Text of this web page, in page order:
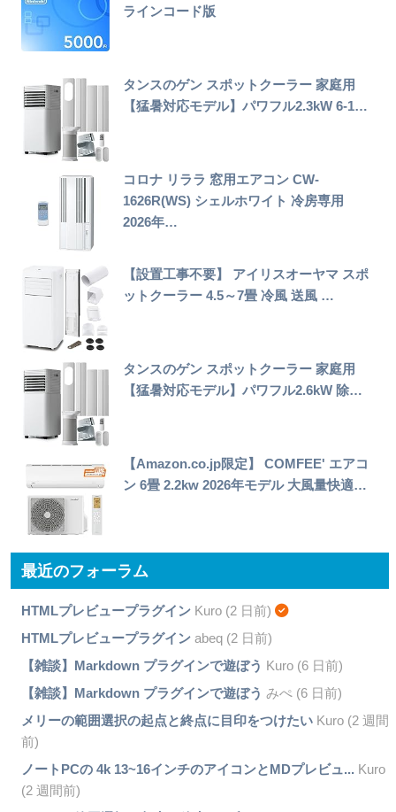
ラインコード版
タンスのゲン スポットクーラー 家庭用
【猛暑対応モデル】パワフル2.3kW 6-1…
コロナ リララ 窓用エアコン CW-
1626R(WS) シェルホワイト 冷房専用
2026年…
【設置工事不要】 アイリスオーヤマ スポ
ットクーラー 4.5～7畳 冷風 送風 …
タンスのゲン スポットクーラー 家庭用
【猛暑対応モデル】パワフル2.6kW 除…
【Amazon.co.jp限定】 COMFEE' エアコ
ン 6畳 2.2kw 2026年モデル 大風量快適…
最近のフォーラム
HTMLプレビュープラグインKuro (2 日前)
HTMLプレビュープラグインabeq (2 日前)
【雑談】Markdown プラグインで遊ぼう Kuro (6 日前)
【雑談】Markdown プラグインで遊ぼう みぺ (6 日前)
メリーの範囲選択の起点と終点に目印をつけたいKuro (2 週間
前)
ノートPCの 4k 13~16インチのアイコンとMDプレビュ... Kuro
(2 週間前)